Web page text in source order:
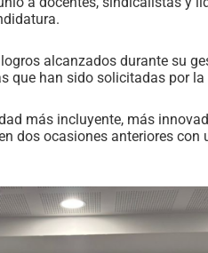
alcanzados durante su
que han sido solicitadas por
más incluyente, más
dos ocasiones anteriores